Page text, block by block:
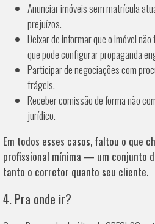
Anunciar imóveis sem matrícula
prejuízos.
Deixar de informar que o imóvel
que pode configurar propaganda
Participar de negociações com
frágeis.
Receber comissão de forma não
jurídico.
Em todos esses casos, faltou o que
profissional mínima — um conjunto
tanto o corretor quanto seu cliente.
4. Pra onde ir?